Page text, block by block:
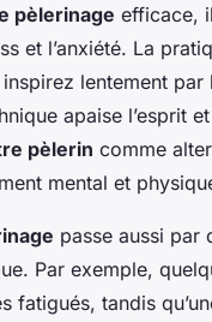
pèlerinage efficace,
et l’anxiété. La
lentement
apaise l’esprit
pèlerin comme
mental et
passe aussi par
Par exemple,
fatigués, tandis